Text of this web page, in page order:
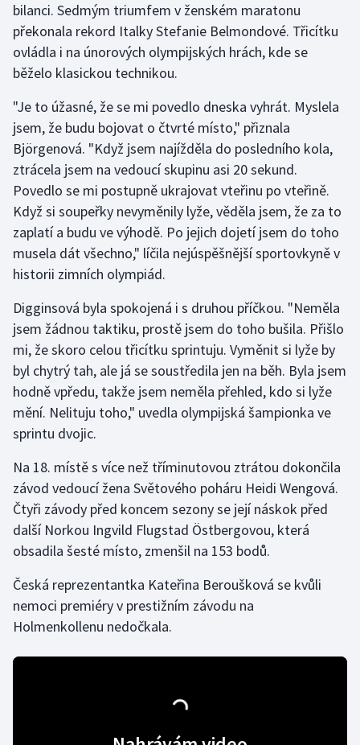
Golf
Gymnastika
Házená
Jezdectví
Judo
Krasobruslení
Lezení
Moderní pětiboj
Motorsport
Olympijské hry
Plavání
Plážový volejbal
Rychlobruslení
bilanci. Sedmým triumfem v ženském maratonu
překonala rekord Italky Stefanie Belmondové. Třicítku
ovládla i na únorových olympijských hrách, kde se
běželo klasickou technikou.
"Je to úžasné, že se mi povedlo dneska vyhrát. Myslela
jsem, že budu bojovat o čtvrté místo," přiznala
Björgenová. "Když jsem najížděla do posledního kola,
ztrácela jsem na vedoucí skupinu asi 20 sekund.
Povedlo se mi postupně ukrajovat vteřinu po vteřině.
Když si soupeřky nevyměnily lyže, věděla jsem, že za to
zaplatí a budu ve výhodě. Po jejich dojetí jsem do toho
musela dát všechno," líčila nejúspěšnější sportovkyně v
historii zimních olympiád.
Digginsová byla spokojená i s druhou příčkou. "Neměla
jsem žádnou taktiku, prostě jsem do toho bušila. Přišlo
mi, že skoro celou třicítku sprintuju. Vyměnit si lyže by
byl chytrý tah, ale já se soustředila jen na běh. Byla jsem
hodně vpředu, takže jsem neměla přehled, kdo si lyže
mění. Nelituju toho," uvedla olympijská šampionka ve
sprintu dvojic.
Na 18. místě s více než tříminutovou ztrátou dokončila
závod vedoucí žena Světového poháru Heidi Wengová.
Čtyři závody před koncem sezony se její náskok před
další Norkou Ingvild Flugstad Östbergovou, která
obsadila šesté místo, zmenšil na 153 bodů.
Česká reprezentantka Kateřina Beroušková se kvůli
nemoci premiéry v prestižním závodu na
Holmenkollenu nedočkala.